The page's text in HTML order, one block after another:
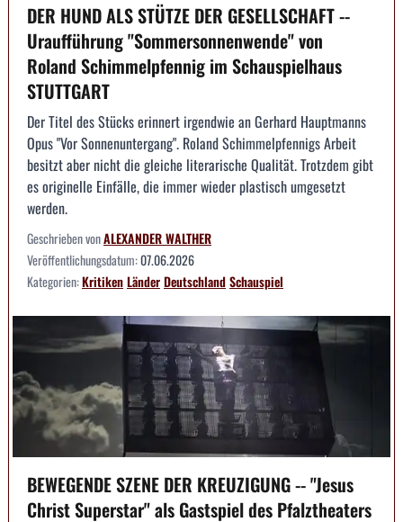
DER HUND ALS STÜTZE DER GESELLSCHAFT --
Uraufführung "Sommersonnenwende" von
Roland Schimmelpfennig im Schauspielhaus
STUTTGART
Der Titel des Stücks erinnert irgendwie an Gerhard Hauptmanns
Opus "Vor Sonnenuntergang". Roland Schimmelpfennigs Arbeit
besitzt aber nicht die gleiche literarische Qualität. Trotzdem gibt
es originelle Einfälle, die immer wieder plastisch umgesetzt
werden.
Geschrieben vonALEXANDER WALTHER
Veröffentlichungsdatum:07.06.2026
Kategorien:KritikenLänderDeutschlandSchauspiel
BEWEGENDE SZENE DER KREUZIGUNG -- "Jesus
Christ Superstar" als Gastspiel des Pfalztheaters